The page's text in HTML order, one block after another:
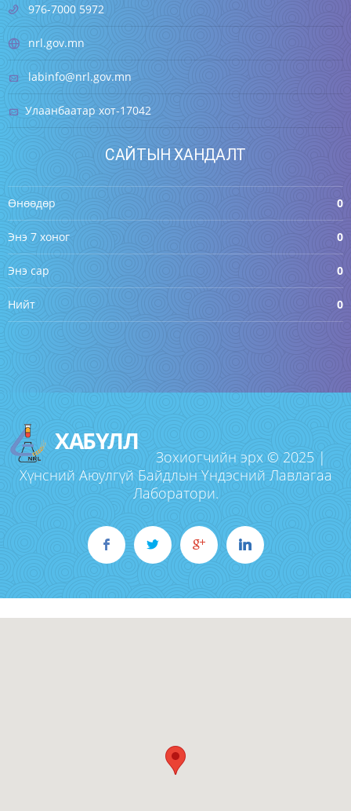
976-7000 5972
nrl.gov.mn
labinfo@nrl.gov.mn
Улаанбаатар хот-17042
САЙТЫН ХАНДАЛТ
Өнөөдөр 0
Энэ 7 хоног 0
Энэ сар 0
Нийт 0
ХАБҮЛЛ
Зохиогчийн эрх © 2025 |
Хүнсний Аюулгүй Байдлын Үндэсний Лавлагаа
Лаборатори.